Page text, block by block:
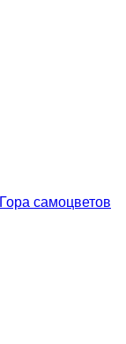
самоцветов